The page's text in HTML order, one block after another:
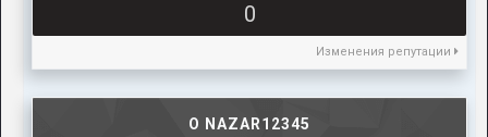
0
Изменения репутации
О NAZAR12345